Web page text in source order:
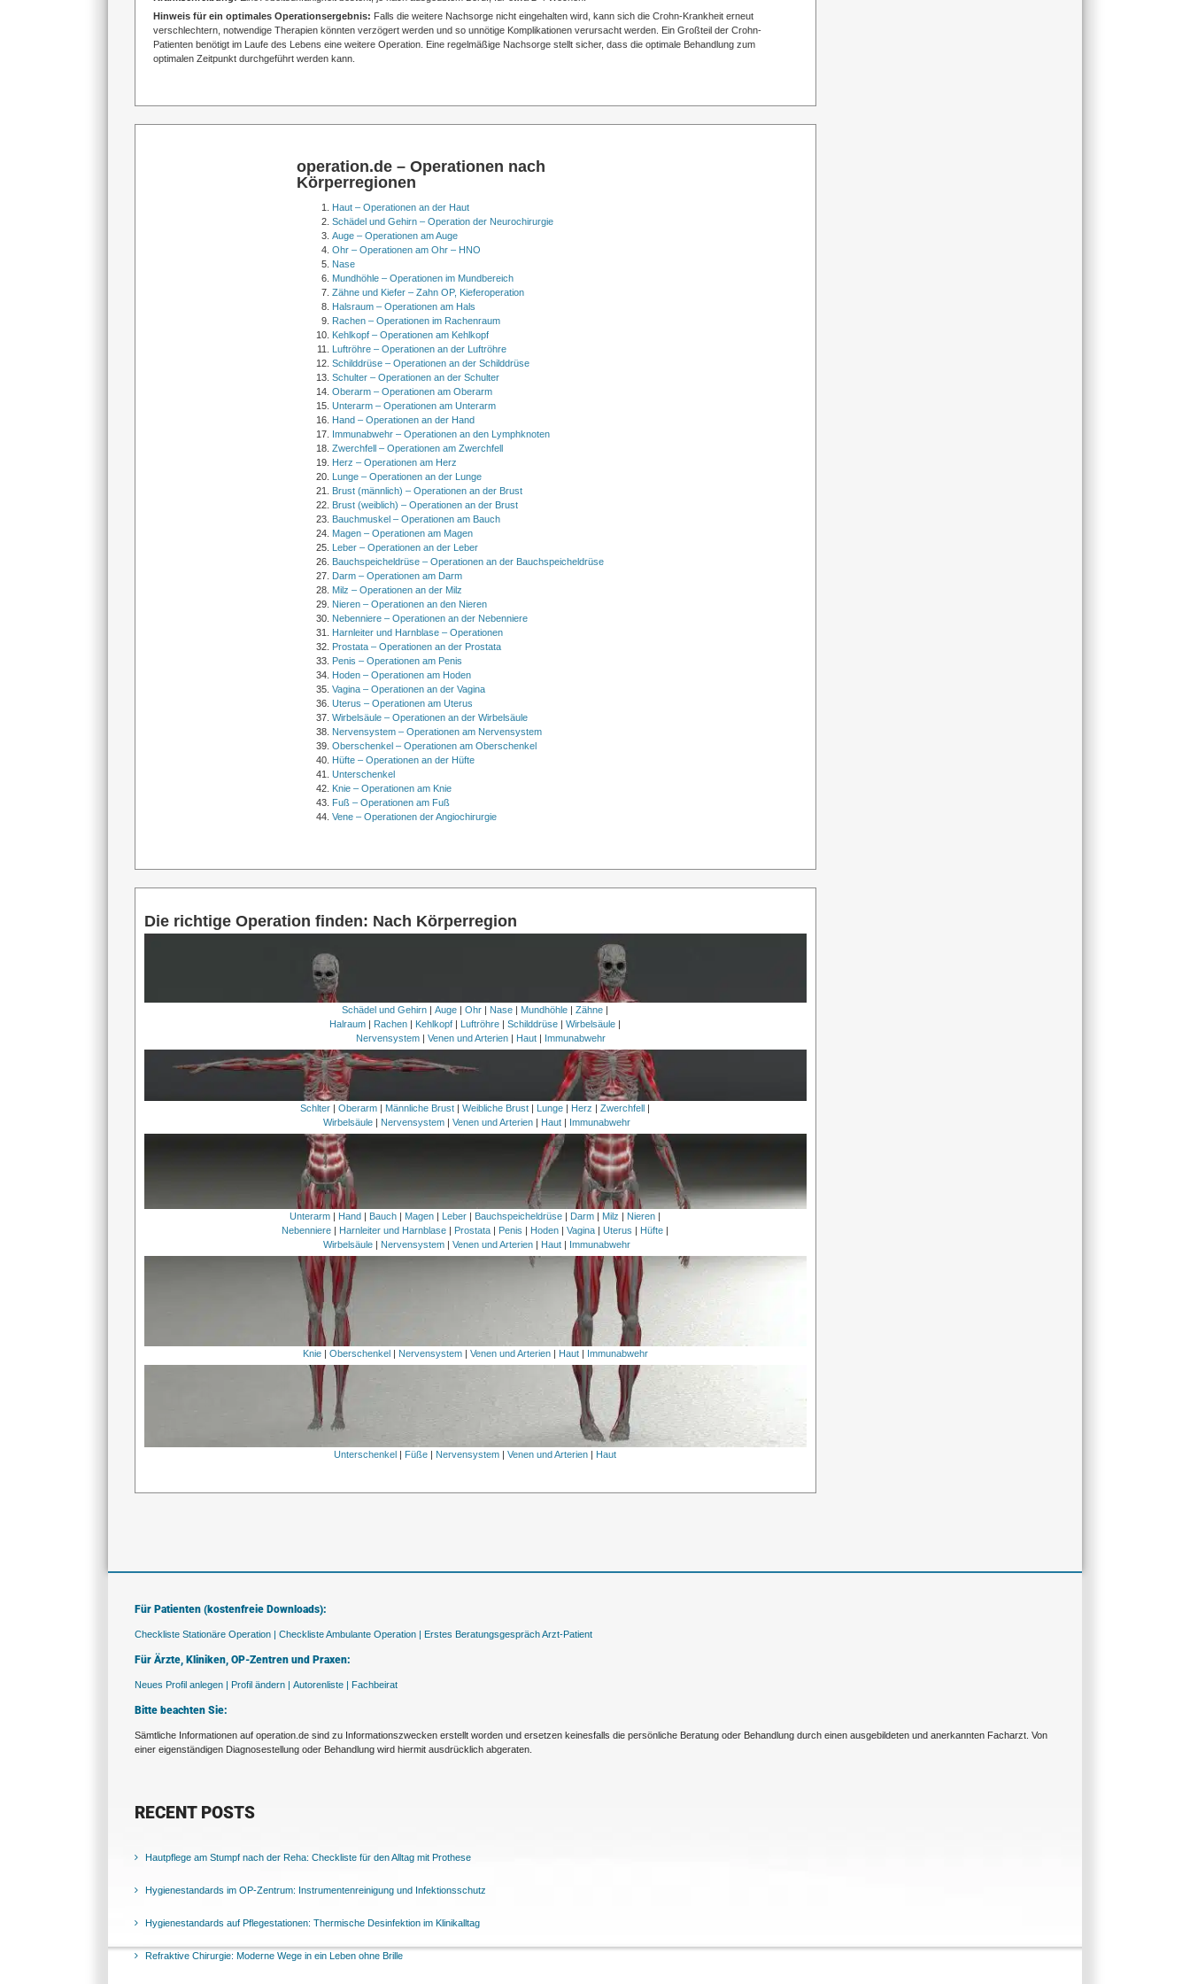
Hinweis für ein optimales Operationsergebnis: Falls die weitere Nachsorge nicht eingehalten wird, kann sich die Crohn-Krankheit erneut
verschlechtern, notwendige Therapien könnten verzögert werden und so unnötige Komplikationen verursacht werden. Ein Großteil der Crohn-
Patienten benötigt im Laufe des Lebens eine weitere Operation. Eine regelmäßige Nachsorge stellt sicher, dass die optimale Behandlung zum
optimalen Zeitpunkt durchgeführt werden kann.
operation.de – Operationen nach
Körperregionen
Haut – Operationen an der Haut
Schädel und Gehirn – Operation der Neurochirurgie
Auge – Operationen am Auge
Ohr – Operationen am Ohr – HNO
Nase
Mundhöhle – Operationen im Mundbereich
Zähne und Kiefer – Zahn OP, Kieferoperation
Halsraum – Operationen am Hals
Rachen – Operationen im Rachenraum
Kehlkopf – Operationen am Kehlkopf
Luftröhre – Operationen an der Luftröhre
Schilddrüse – Operationen an der Schilddrüse
Schulter – Operationen an der Schulter
Oberarm – Operationen am Oberarm
Unterarm – Operationen am Unterarm
Hand – Operationen an der Hand
Immunabwehr – Operationen an den Lymphknoten
Zwerchfell – Operationen am Zwerchfell
Herz – Operationen am Herz
Lunge – Operationen an der Lunge
Brust (männlich) – Operationen an der Brust
Brust (weiblich) – Operationen an der Brust
Bauchmuskel – Operationen am Bauch
Magen – Operationen am Magen
Leber – Operationen an der Leber
Bauchspeicheldrüse – Operationen an der Bauchspeicheldrüse
Darm – Operationen am Darm
Milz – Operationen an der Milz
Nieren – Operationen an den Nieren
Nebenniere – Operationen an der Nebenniere
Harnleiter und Harnblase – Operationen
Prostata – Operationen an der Prostata
Penis – Operationen am Penis
Hoden – Operationen am Hoden
Vagina – Operationen an der Vagina
Uterus – Operationen am Uterus
Wirbelsäule – Operationen an der Wirbelsäule
Nervensystem – Operationen am Nervensystem
Oberschenkel – Operationen am Oberschenkel
Hüfte – Operationen an der Hüfte
Unterschenkel
Knie – Operationen am Knie
Fuß – Operationen am Fuß
Vene – Operationen der Angiochirurgie
Die richtige Operation finden: Nach Körperregion
Schädel und Gehirn |Auge |Ohr | Nase | Mundhöhle |Zähne |
Halraum | Rachen | Kehlkopf | Luftröhre |Schilddrüse |Wirbelsäule |
Nervensystem| Venen und Arterien| Haut| Immunabwehr
Schlter |Oberarm Männliche Brust |Weibliche Brust Lunge Herz |Zwerchfell
Wirbelsäule| Nervensystem| Venen und Arterien| Haut| Immunabwehr
Unterarm | Hand | Bauch | Magen | Leber | Bauchspeicheldrüse | Darm | Milz | Nieren |
Nebenniere | Harnleiter und Harnblase | Prostata | Penis | Hoden |Vagina |Uterus | Hüfte |
Wirbelsäule| Nervensystem| Venen und Arterien| Haut| Immunabwehr
Knie| Oberschenkel Nervensystem| Venen und Arterien| Haut| Immunabwehr
Unterschenkel | Füße | Nervensystem |Venen und Arterien | Haut
Für Patienten (kostenfreie Downloads):
Checkliste Stationäre Operation | Checkliste Ambulante Operation | Erstes Beratungsgespräch Arzt-Patient
Für Ärzte, Kliniken, OP-Zentren und Praxen:
Neues Profil anlegen | Profil ändern | Autorenliste | Fachbeirat
Bitte beachten Sie:
Sämtliche Informationen auf operation.de sind zu Informationszwecken erstellt worden und ersetzen keinesfalls die persönliche Beratung oder Behandlung durch einen ausgebildeten und anerkannten Facharzt. Von
einer eigenständigen Diagnosestellung oder Behandlung wird hiermit ausdrücklich abgeraten.
RECENT POSTS
Hautpflege am Stumpf nach der Reha: Checkliste für den Alltag mit Prothese
Hygienestandards im OP-Zentrum: Instrumentenreinigung und Infektionsschutz
Hygienestandards auf Pflegestationen: Thermische Desinfektion im Klinikalltag
Refraktive Chirurgie: Moderne Wege in ein Leben ohne Brille